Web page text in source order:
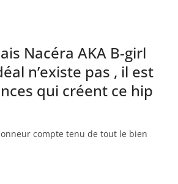
Nacéra AKA B-girl
n’existe pas , il est
qui créent ce hip
compte tenu de tout le bien